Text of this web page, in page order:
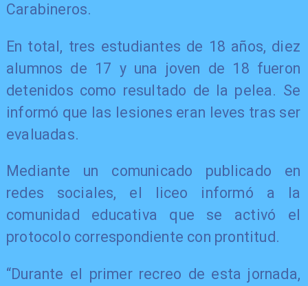
Carabineros.
En total, tres estudiantes de 18 años, diez
alumnos de 17 y una joven de 18 fueron
detenidos como resultado de la pelea. Se
informó que las lesiones eran leves tras ser
evaluadas.
Mediante un comunicado publicado en
redes sociales, el liceo informó a la
comunidad educativa que se activó el
protocolo correspondiente con prontitud.
“Durante el primer recreo de esta jornada,